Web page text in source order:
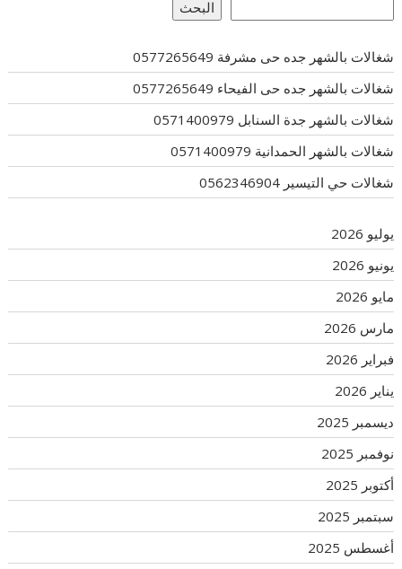
البحث
شغالات بالشهر جده حى مشرفة 0577265649
شغالات بالشهر جده حى الفيحاء 0577265649
شغالات بالشهر جدة السنابل 0571400979
شغالات بالشهر الحمدانية 0571400979
شغالات حي التيسير 0562346904
يوليو 2026
يونيو 2026
مايو 2026
مارس 2026
فبراير 2026
يناير 2026
ديسمبر 2025
نوفمبر 2025
أكتوبر 2025
سبتمبر 2025
أغسطس 2025